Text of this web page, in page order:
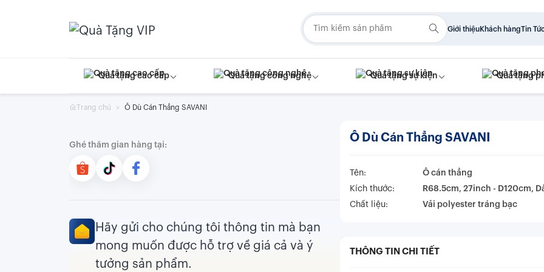
Giới thiệuKhách hàngTin
Quà tặng cao cấp Quà tặng công nghệ Quà tặng sự kiện Quà tặng
Trang chủ Ô Dù Cán Thẳng SAVANI
Ghé thăm gian hàng tại:
Hãy gửi cho chúng tôi thông tin mà bạn
mong muốn được hỗ trợ về giá cả và ý
tưởng sản phẩm.
Ô Dù Cán Thẳng SAVANI
Tên:
Ô cán thẳng
Kích thước:
R68.5cm, 27inch - D120cm,
Chất liệu:
Vải polyester tráng bạc
THÔNG TIN CHI TIẾT